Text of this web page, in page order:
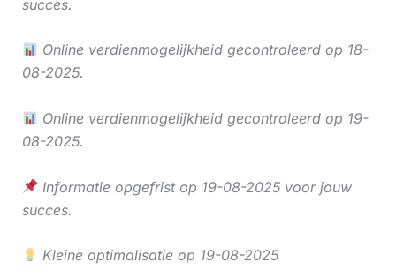
succes.
Online verdienmogelijkheid gecontroleerd op 18-
08-2025.
Online verdienmogelijkheid gecontroleerd op 19-
08-2025.
Informatie opgefrist op 19-08-2025 voor jouw
succes.
Kleine optimalisatie op 19-08-2025